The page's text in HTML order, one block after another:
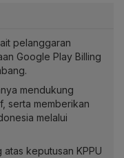
pelanggaran
Google Play Billing
mendukung
serta memberikan
melalui
keputusan KPPU